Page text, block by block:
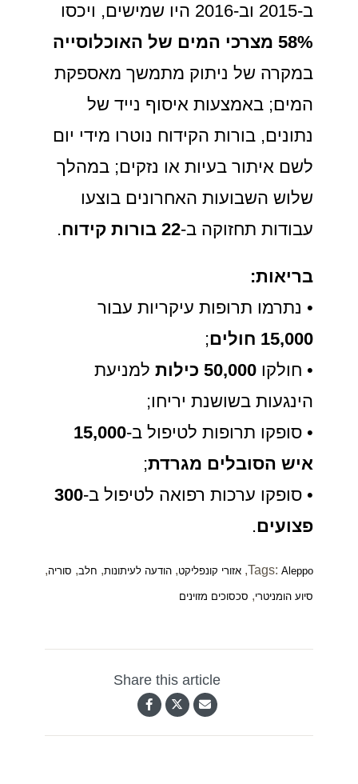
ב-2015 וב-2016 היו שמישים, ויכסו
58% מצרכי המים
של האוכלוסייה
במקרה של ניתוק מתמשך מאספקת
המים; באמצעות איסוף נייד של
נתונים, בורות הקידוח נוטרו מידי יום
לשם איתור בעיות או נזקים; במהלך
שלוש השבועות האחרונים בוצעו
עבודות תחזוקה ב-22 בורות קידוח .
בריאות:
• נתרמו תרופות עיקריות עבור
15,000 חולים
;
• חולקו 50,000 כילות
למניעת
הינגעות בשושנת יריחו;
• סופקו תרופות לטיפול ב-15,000
איש הסובלים מגרדת;
• סופקו ערכות רפואה לטיפול ב-300
פצועים.
Tags: Aleppo
, אזורי קונפליקט, הודעה לעיתונות, חלב, סוריה,
סיוע הומניטרי, סכסוכים מזוינים
Share this article